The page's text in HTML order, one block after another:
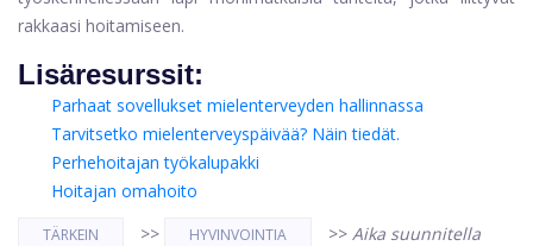
rakkaasi hoitamiseen.
Lisäresurssit:
Parhaat sovellukset mielenterveyden hallinnassa
Tarvitsetko mielenterveyspäivää? Näin tiedät.
Perhehoitajan työkalupakki
Hoitajan omahoito
TÄRKEIN >> HYVINVOINTIA >> Aika suunnitella